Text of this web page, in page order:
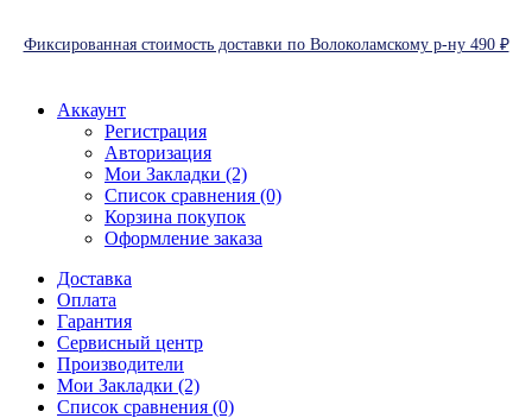
Фиксированная стоимость доставки по Волоколамскому р-ну 490 ₽
Аккаунт
Регистрация
Авторизация
Мои Закладки (2)
Список сравнения (0)
Корзина покупок
Оформление заказа
Доставка
Оплата
Гарантия
Сервисный центр
Производители
Мои Закладки (2)
Список сравнения (0)